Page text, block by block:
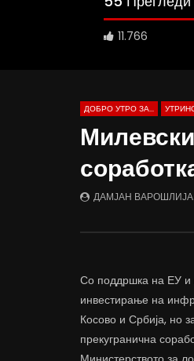
11.766
Д-р Беговиќ:
трае предолго за да
ДОБРО УТРО ЗА...
ДАМЈАН ВАРОШЛИЈА
Со поддршка на ЕУ и
инвестирање на
Косово и Србија, но
прекугранична